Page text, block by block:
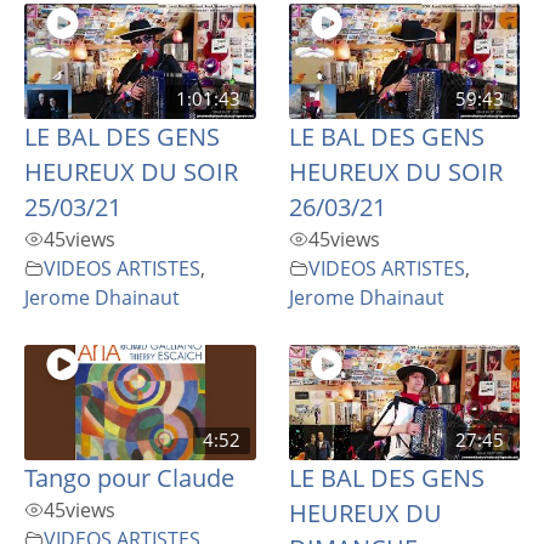
1:01:43
LE BAL DES GENS
HEUREUX DU SOIR
25/03/21
45views
VIDEOS ARTISTES,
Jerome Dhainaut
59:43
LE BAL DES GENS
HEUREUX DU SOIR
26/03/21
45views
VIDEOS ARTISTES,
Jerome Dhainaut
4:52
Tango pour Claude
45views
27:45
LE BAL DES GENS
HEUREUX DU